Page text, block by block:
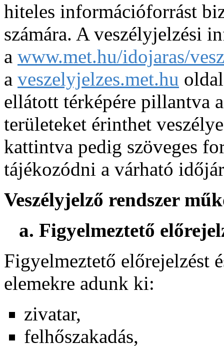
hiteles információforrást
számára. A veszélyjelzési
a www.met.hu/idojaras/
a veszelyjelzes.met.hu
ellátott térképére pillantva
területeket érinthet
kattintva pedig szöveges
tájékozódni a várható
Veszélyjelző rendszer
a. Figyelmeztető
Figyelmeztető előrejelzést
elemekre adunk ki:
zivatar,
felhőszakadás,